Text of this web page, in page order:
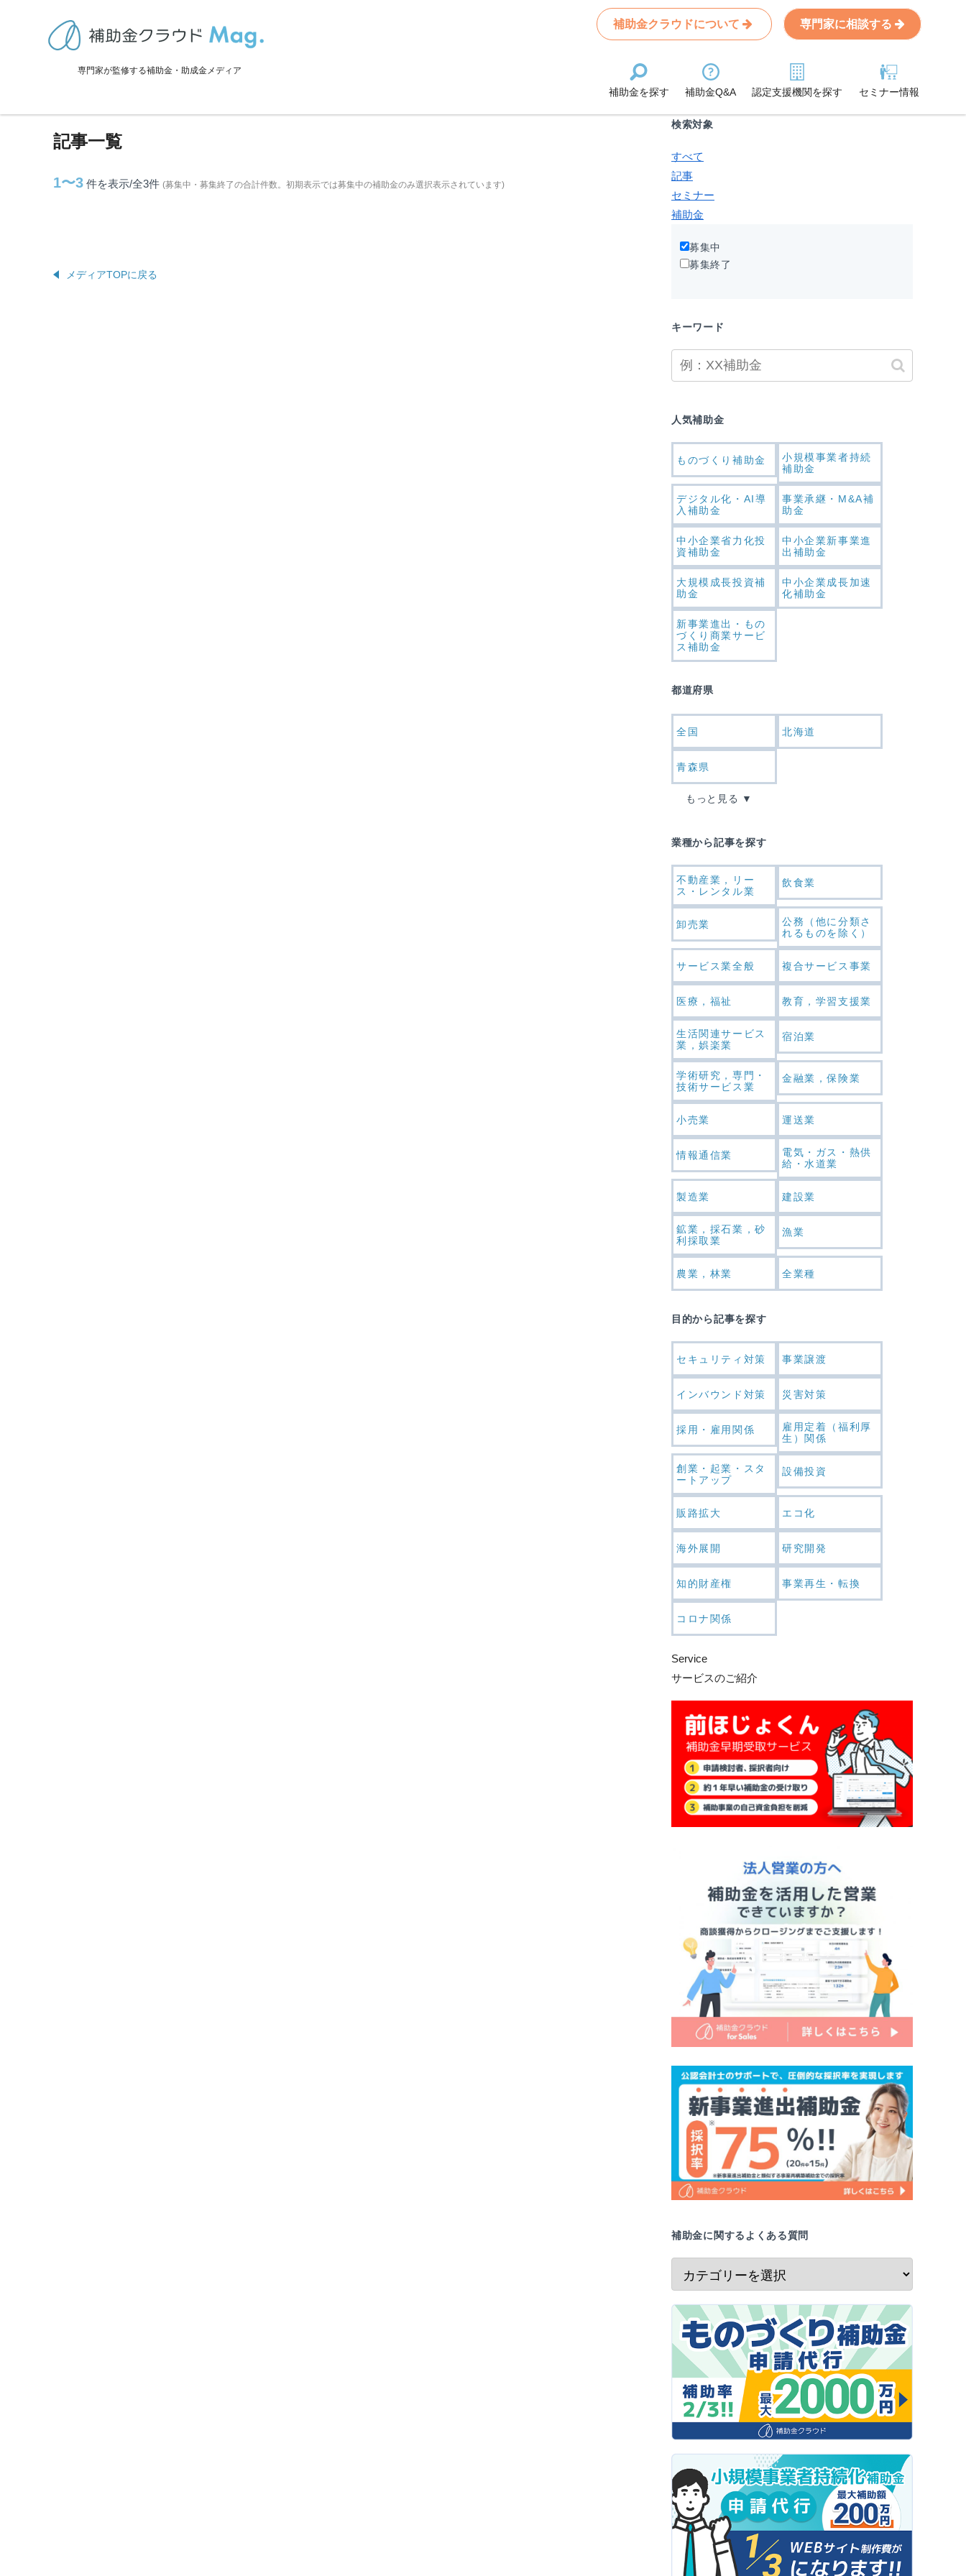
専門家が監修する補助金・助成金メディア
補助金クラウドについて 専門家に相談する
補助金を探す 補助金Q&A 認定支援機関を探す セミナー情報
>補助金・助成金詳細
宇多津町に関連する記事
記事一覧
1〜3 件を表示/全3件 (募集中・募集終了の合計件数。初期表示では募集中の補助金のみ選択表示されています)
メディアTOPに戻る
Search
条件から記事を探す
検索対象
すべて
記事
セミナー
補助金
募集中
募集終了
キーワード
人気補助金
ものづくり補助金
小規模事業者持続
補助金
デジタル化・AI導
入補助金
事業承継・M&A補
助金
中小企業省力化投
資補助金
中小企業新事業進
出補助金
大規模成長投資補
助金
中小企業成長加速
化補助金
新事業進出・もの
づくり商業サービ
ス補助金
都道府県
全国 北海道
青森県
もっと見る
業種から記事を探す
不動産業，リー
ス・レンタル業
飲食業
卸売業
公務（他に分類さ
れるものを除く）
サービス業全般 複合サービス事業
医療，福祉 教育，学習支援業
生活関連サービス
業，娯楽業
宿泊業
学術研究，専門・
技術サービス業
金融業，保険業
小売業 運送業
情報通信業
電気・ガス・熱供
給・水道業
製造業 建設業
鉱業，採石業，砂
利採取業
漁業
農業，林業 全業種
目的から記事を探す
セキュリティ対策 事業譲渡
インバウンド対策 災害対策
採用・雇用関係
雇用定着（福利厚
生）関係
創業・起業・スタ
ートアップ
設備投資
販路拡大 エコ化
海外展開 研究開発
知的財産権 事業再生・転換
コロナ関係
Service
サービスのご紹介
補助金に関するよくある質問